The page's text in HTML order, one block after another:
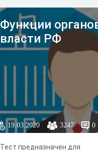
Функции
власти РФ
19.03.2020 3247 0
Тест предназначен для